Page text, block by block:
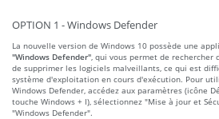
OPTION 1 - Windows Defender
La nouvelle version de Windows 10 possède une
"Windows Defender" , qui vous permet de
de supprimer les logiciels malveillants, ce qui est
système d'exploitation en cours d'exécution. Pour
Windows Defender, accédez aux paramètres (icône
touche Windows + I), sélectionnez "Mise à jour et
"Windows Defender".